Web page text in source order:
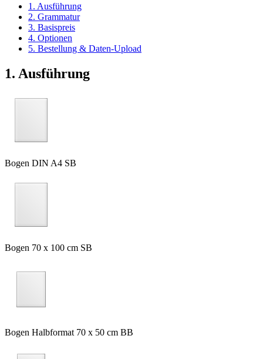
1. Ausführung
2. Grammatur
3. Basispreis
4. Optionen
5. Bestellung & Daten-Upload
1. Ausführung
Bogen DIN A4 SB
Bogen 70 x 100 cm SB
Bogen Halbformat 70 x 50 cm BB